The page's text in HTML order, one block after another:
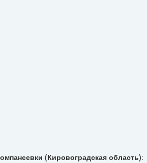
(Кировоградская область):